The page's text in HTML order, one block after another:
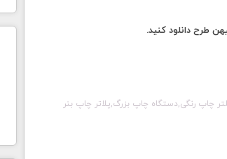
طرح دانلود کنید.
چاپ رنگی,دستگاه چاپ بزرگ,پلاتر چاپ بنر